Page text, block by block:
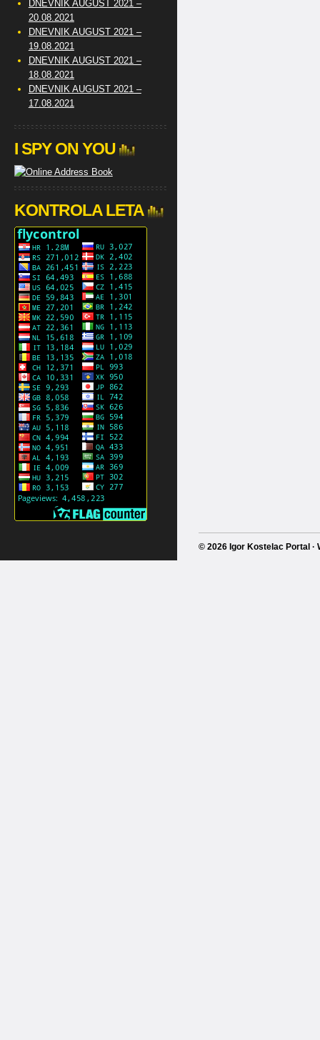
DNEVNIK AUGUST 2021 –
20.08.2021
DNEVNIK AUGUST 2021 –
19.08.2021
DNEVNIK AUGUST 2021 –
18.08.2021
DNEVNIK AUGUST 2021 –
17.08.2021
I SPY ON YOU
KONTROLA LETA
© 2026 Igor Kostelac Portal